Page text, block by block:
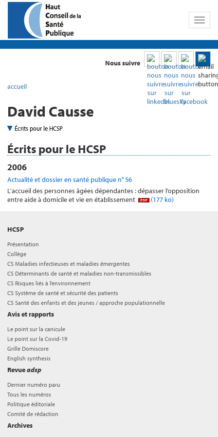
Toggle
Nous suivre
accueil
David Causse
Écrits pour le HCSP
Écrits pour le HCSP
2006
Actualité et dossier en santé publique n° 56
L'accueil des personnes âgées dépendantes : dépasser l’opposition
entre aide à domicile et vie en établissement
(177 ko)
HCSP
Présentation
Collège
CS Maladies infectieuses et maladies émergentes
CS Déterminants de santé et maladies non-transmissibles
CS Risques liés à l’environnement
CS Système de santé et sécurité des patients
CS Santé des enfants et des jeunes / approche populationnelle
Avis et rapports
Le point sur la canicule
Le point sur la Covid-19
Grille Domiscore
English synthesis
Revueadsp
Dernier numéro paru
Tous les numéros
Politique éditoriale
Comité de rédaction
Archives